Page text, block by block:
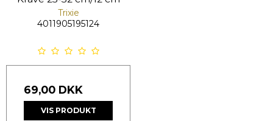
Trixie
4011905195124
69,00 DKK
VIS PRODUKT